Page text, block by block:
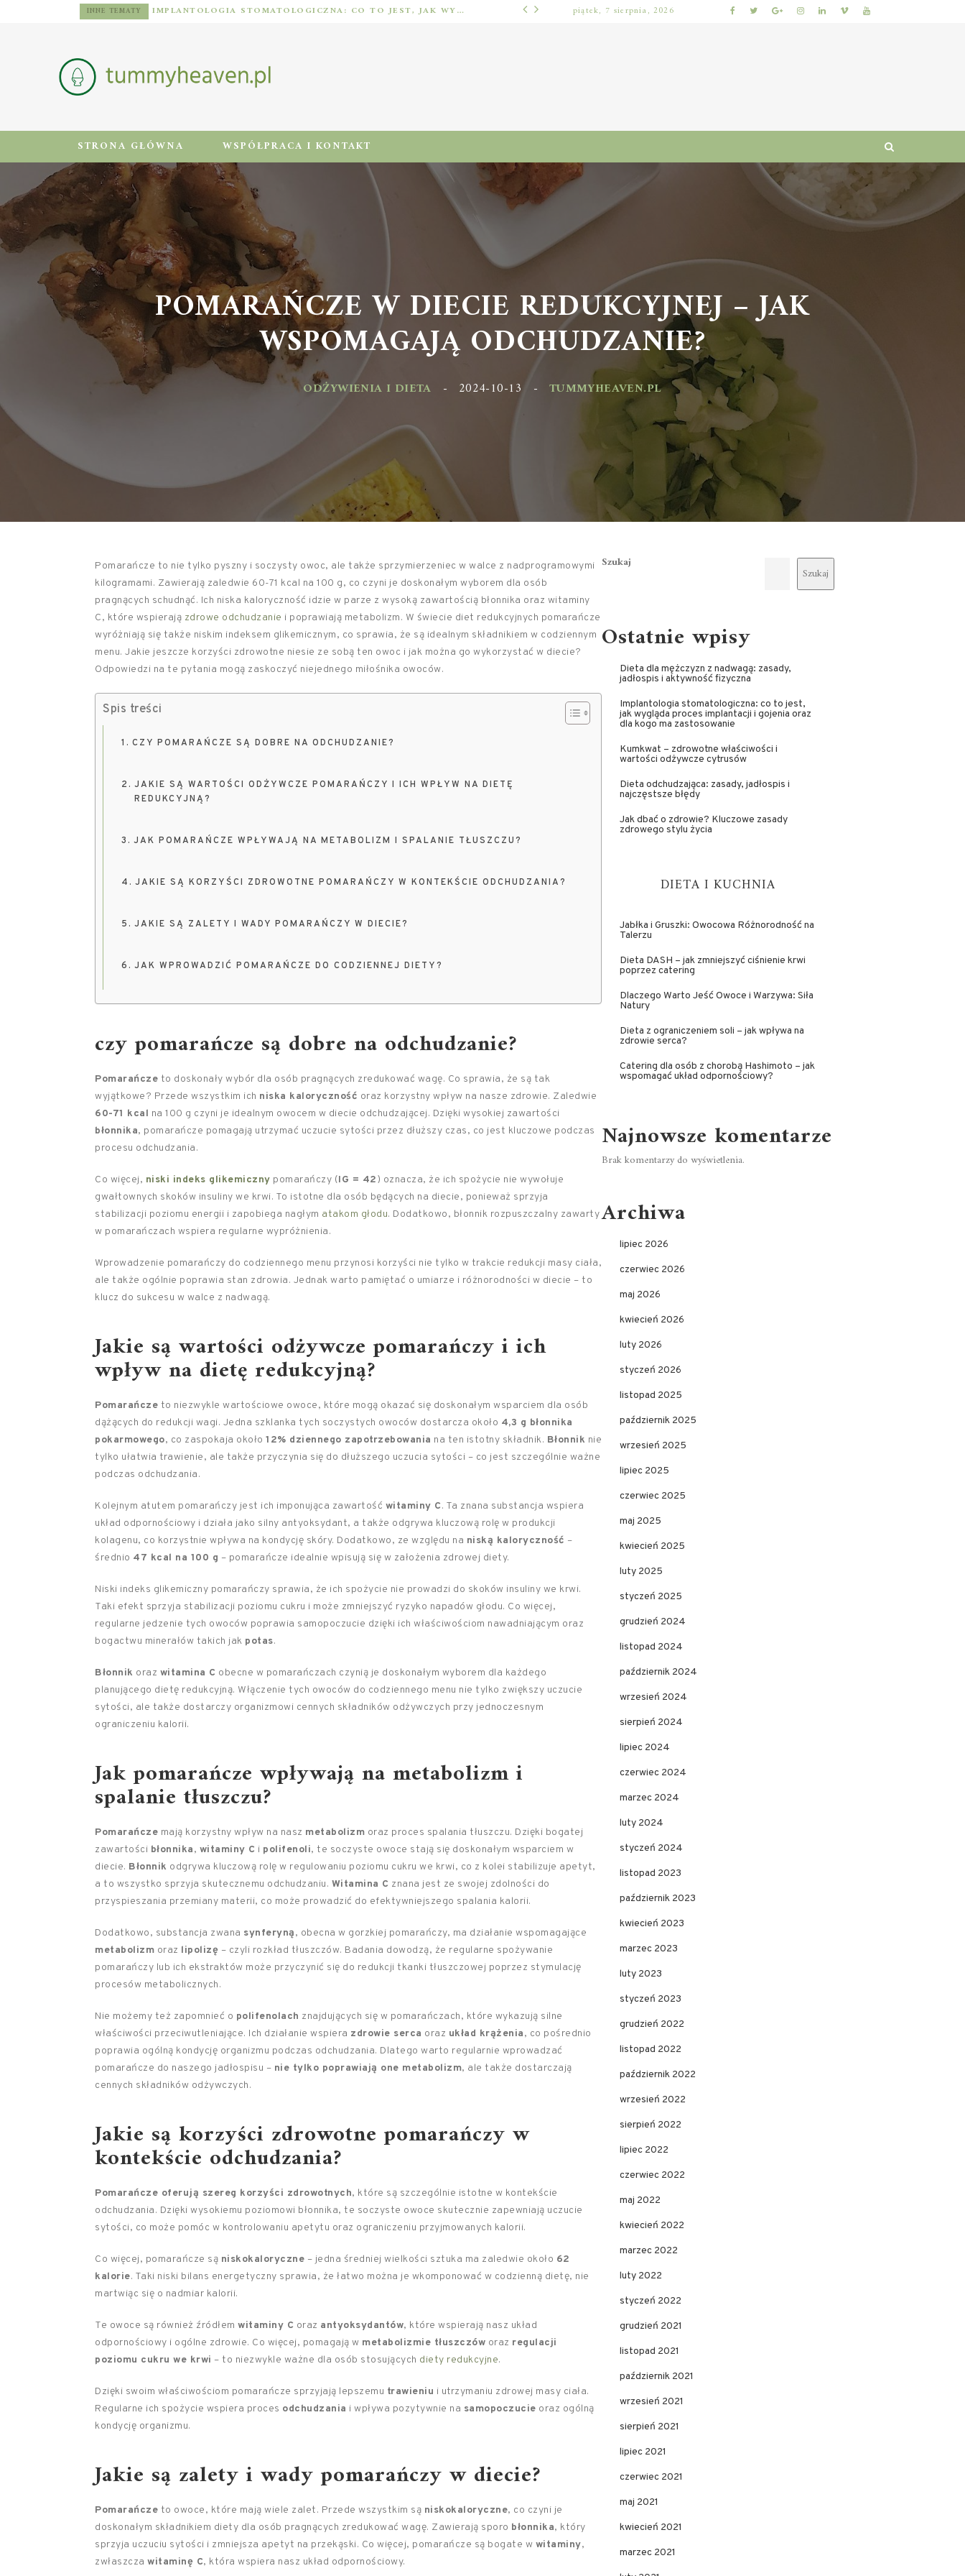
INNE TEMATY IMPLANTOLOGIA STOMATOLOGICZNA: CO TO JEST, JAK WYGLĄDA PROCES IMPLANTACJI I GOJENIA ORAZ DLA KOGO MA ZASTOSOWANIE ODŻYWIENIA I DIETA
piątek, 7 sierpnia, 2026
STRONA GŁÓWNA WSPÓŁPRACA I KONTAKT
POMARAŃCZE W DIECIE REDUKCYJNEJ – JAK
WSPOMAGAJĄ ODCHUDZANIE?
ODŻYWIENIA I DIETA TUMMYHEAVEN.PL
Pomarańcze to nie tylko pyszny i soczysty owoc, ale także sprzymierzeniec w walce z nadprogramowymi
kilogramami. Zawierają zaledwie 60-71 kcal na 100 g, co czyni je doskonałym wyborem dla osób
pragnących schudnąć. Ich niska kaloryczność idzie w parze z wysoką zawartością błonnika oraz witaminy
C, które wspierają zdrowe odchudzanie i poprawiają metabolizm. W świecie diet redukcyjnych pomarańcze
wyróżniają się także niskim indeksem glikemicznym, co sprawia, że są idealnym składnikiem w codziennym
menu. Jakie jeszcze korzyści zdrowotne niesie ze sobą ten owoc i jak można go wykorzystać w diecie?
Odpowiedzi na te pytania mogą zaskoczyć niejednego miłośnika owoców.
Spis treści
CZY POMARAŃCZE SĄ DOBRE NA ODCHUDZANIE?
JAKIE SĄ WARTOŚCI ODŻYWCZE POMARAŃCZY I ICH WPŁYW NA DIETĘ
REDUKCYJNĄ?
JAK POMARAŃCZE WPŁYWAJĄ NA METABOLIZM I SPALANIE TŁUSZCZU?
JAKIE SĄ KORZYŚCI ZDROWOTNE POMARAŃCZY W KONTEKŚCIE ODCHUDZANIA?
JAKIE SĄ ZALETY I WADY POMARAŃCZY W DIECIE?
JAK WPROWADZIĆ POMARAŃCZE DO CODZIENNEJ DIETY?
czy pomarańcze są dobre na odchudzanie?
Pomarańcze to doskonały wybór dla osób pragnących zredukować wagę. Co sprawia, że są tak
wyjątkowe? Przede wszystkim ich niska kaloryczność oraz korzystny wpływ na nasze zdrowie. Zaledwie
60-71 kcal na 100 g czyni je idealnym owocem w diecie odchudzającej. Dzięki wysokiej zawartości
błonnika, pomarańcze pomagają utrzymać uczucie sytości przez dłuższy czas, co jest kluczowe podczas
procesu odchudzania.
Co więcej, niski indeks glikemiczny pomarańczy (IG = 42) oznacza, że ich spożycie nie wywołuje
gwałtownych skoków insuliny we krwi. To istotne dla osób będących na diecie, ponieważ sprzyja
stabilizacji poziomu energii i zapobiega nagłym atakom głodu. Dodatkowo, błonnik rozpuszczalny zawarty
w pomarańczach wspiera regularne wypróżnienia.
Wprowadzenie pomarańczy do codziennego menu przynosi korzyści nie tylko w trakcie redukcji masy ciała,
ale także ogólnie poprawia stan zdrowia. Jednak warto pamiętać o umiarze i różnorodności w diecie – to
klucz do sukcesu w walce z nadwagą.
Jakie są wartości odżywcze pomarańczy i ich
wpływ na dietę redukcyjną?
Pomarańcze to niezwykle wartościowe owoce, które mogą okazać się doskonałym wsparciem dla osób
dążących do redukcji wagi. Jedna szklanka tych soczystych owoców dostarcza około 4,3 g błonnika
pokarmowego, co zaspokaja około 12% dziennego zapotrzebowania na ten istotny składnik. Błonnik nie
tylko ułatwia trawienie, ale także przyczynia się do dłuższego uczucia sytości – co jest szczególnie ważne
podczas odchudzania.
Kolejnym atutem pomarańczy jest ich imponująca zawartość witaminy C. Ta znana substancja wspiera
układ odpornościowy i działa jako silny antyoksydant, a także odgrywa kluczową rolę w produkcji
kolagenu, co korzystnie wpływa na kondycję skóry. Dodatkowo, ze względu na niską kaloryczność –
średnio 47 kcal na 100 g – pomarańcze idealnie wpisują się w założenia zdrowej diety.
Niski indeks glikemiczny pomarańczy sprawia, że ich spożycie nie prowadzi do skoków insuliny we krwi.
Taki efekt sprzyja stabilizacji poziomu cukru i może zmniejszyć ryzyko napadów głodu. Co więcej,
regularne jedzenie tych owoców poprawia samopoczucie dzięki ich właściwościom nawadniającym oraz
bogactwu minerałów takich jak potas.
Błonnik oraz witamina C obecne w pomarańczach czynią je doskonałym wyborem dla każdego
planującego dietę redukcyjną. Włączenie tych owoców do codziennego menu nie tylko zwiększy uczucie
sytości, ale także dostarczy organizmowi cennych składników odżywczych przy jednoczesnym
ograniczeniu kalorii.
Jak pomarańcze wpływają na metabolizm i
spalanie tłuszczu?
Pomarańcze mają korzystny wpływ na nasz metabolizm oraz proces spalania tłuszczu. Dzięki bogatej
zawartości błonnika, witaminy C i polifenoli, te soczyste owoce stają się doskonałym wsparciem w
diecie. Błonnik odgrywa kluczową rolę w regulowaniu poziomu cukru we krwi, co z kolei stabilizuje apetyt,
a to wszystko sprzyja skutecznemu odchudzaniu. Witamina C znana jest ze swojej zdolności do
przyspieszania przemiany materii, co może prowadzić do efektywniejszego spalania kalorii.
Dodatkowo, substancja zwana synferyną, obecna w gorzkiej pomarańczy, ma działanie wspomagające
metabolizm oraz lipolizę – czyli rozkład tłuszczów. Badania dowodzą, że regularne spożywanie
pomarańczy lub ich ekstraktów może przyczynić się do redukcji tkanki tłuszczowej poprzez stymulację
procesów metabolicznych.
Nie możemy też zapomnieć o polifenolach znajdujących się w pomarańczach, które wykazują silne
właściwości przeciwutleniające. Ich działanie wspiera zdrowie serca oraz układ krążenia, co pośrednio
poprawia ogólną kondycję organizmu podczas odchudzania. Dlatego warto regularnie wprowadzać
pomarańcze do naszego jadłospisu – nie tylko poprawiają one metabolizm, ale także dostarczają
cennych składników odżywczych.
Jakie są korzyści zdrowotne pomarańczy w
kontekście odchudzania?
Pomarańcze oferują szereg korzyści zdrowotnych, które są szczególnie istotne w kontekście
odchudzania. Dzięki wysokiemu poziomowi błonnika, te soczyste owoce skutecznie zapewniają uczucie
sytości, co może pomóc w kontrolowaniu apetytu oraz ograniczeniu przyjmowanych kalorii.
Co więcej, pomarańcze są niskokaloryczne – jedna średniej wielkości sztuka ma zaledwie około 62
kalorie. Taki niski bilans energetyczny sprawia, że łatwo można je wkomponować w codzienną dietę, nie
martwiąc się o nadmiar kalorii.
Te owoce są również źródłem witaminy C oraz antyoksydantów, które wspierają nasz układ
odpornościowy i ogólne zdrowie. Co więcej, pomagają w metabolizmie tłuszczów oraz regulacji
poziomu cukru we krwi – to niezwykle ważne dla osób stosujących diety redukcyjne.
Dzięki swoim właściwościom pomarańcze sprzyjają lepszemu trawieniu i utrzymaniu zdrowej masy ciała.
Regularne ich spożycie wspiera proces odchudzania i wpływa pozytywnie na samopoczucie oraz ogólną
kondycję organizmu.
Jakie są zalety i wady pomarańczy w diecie?
Pomarańcze to owoce, które mają wiele zalet. Przede wszystkim są niskokaloryczne, co czyni je
doskonałym składnikiem diety dla osób pragnących zredukować wagę. Zawierają sporo błonnika, który
sprzyja uczuciu sytości i zmniejsza apetyt na przekąski. Co więcej, pomarańcze są bogate w witaminy,
zwłaszcza witaminę C, która wspiera nasz układ odpornościowy.
Szukaj
Szukaj
Ostatnie wpisy
Dieta dla mężczyzn z nadwagą: zasady,
jadłospis i aktywność fizyczna
Implantologia stomatologiczna: co to jest,
jak wygląda proces implantacji i gojenia oraz
dla kogo ma zastosowanie
Kumkwat – zdrowotne właściwości i
wartości odżywcze cytrusów
Dieta odchudzająca: zasady, jadłospis i
najczęstsze błędy
Jak dbać o zdrowie? Kluczowe zasady
zdrowego stylu życia
DIETA I KUCHNIA
Jabłka i Gruszki: Owocowa Różnorodność na
Talerzu
Dieta DASH – jak zmniejszyć ciśnienie krwi
poprzez catering
Dlaczego Warto Jeść Owoce i Warzywa: Siła
Natury
Dieta z ograniczeniem soli – jak wpływa na
zdrowie serca?
Catering dla osób z chorobą Hashimoto – jak
wspomagać układ odpornościowy?
Najnowsze komentarze
Brak komentarzy do wyświetlenia.
Archiwa
lipiec 2026
czerwiec 2026
maj 2026
kwiecień 2026
luty 2026
styczeń 2026
listopad 2025
październik 2025
wrzesień 2025
lipiec 2025
czerwiec 2025
maj 2025
kwiecień 2025
luty 2025
styczeń 2025
grudzień 2024
listopad 2024
październik 2024
wrzesień 2024
sierpień 2024
lipiec 2024
czerwiec 2024
marzec 2024
luty 2024
styczeń 2024
listopad 2023
październik 2023
kwiecień 2023
marzec 2023
luty 2023
styczeń 2023
grudzień 2022
listopad 2022
październik 2022
wrzesień 2022
sierpień 2022
lipiec 2022
czerwiec 2022
maj 2022
kwiecień 2022
marzec 2022
luty 2022
styczeń 2022
grudzień 2021
listopad 2021
październik 2021
wrzesień 2021
sierpień 2021
lipiec 2021
czerwiec 2021
maj 2021
kwiecień 2021
marzec 2021